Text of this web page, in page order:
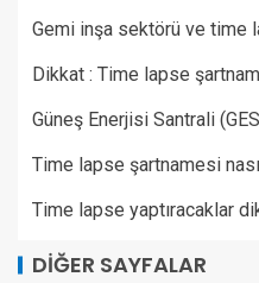
Gemi inşa sektörü ve time
Dikkat : Time lapse
Güneş Enerjisi Santrali
Time lapse şartnamesi
Time lapse yaptıracaklar
DIĞER SAYFALAR